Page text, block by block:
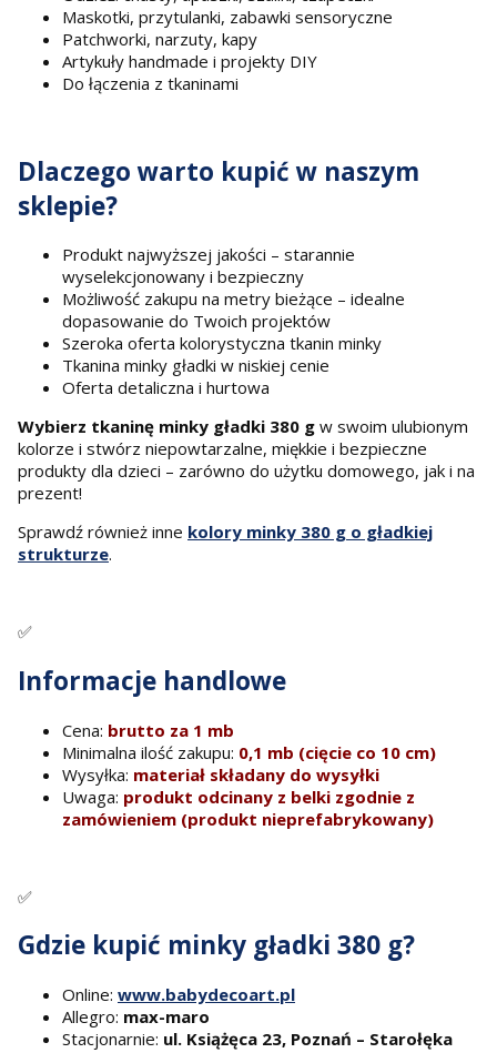
Maskotki, przytulanki, zabawki sensoryczne
Patchworki, narzuty, kapy
Artykuły handmade i projekty DIY
Do łączenia z tkaninami
Dlaczego warto kupić w naszym
sklepie?
Produkt najwyższej jakości – starannie
wyselekcjonowany i bezpieczny
Możliwość zakupu na metry bieżące – idealne
dopasowanie do Twoich projektów
Szeroka oferta kolorystyczna tkanin minky
Tkanina minky gładki w niskiej cenie
Oferta detaliczna i hurtowa
Wybierz tkaninę minky gładki 380 g w swoim ulubionym
kolorze i stwórz niepowtarzalne, miękkie i bezpieczne
produkty dla dzieci – zarówno do użytku domowego, jak i na
prezent!
Sprawdź również inne kolory minky 380 g o gładkiej
strukturze.
✅
Informacje handlowe
Cena: brutto za 1 mb
Minimalna ilość zakupu: 0,1 mb (cięcie co 10 cm)
Wysyłka: materiał składany do wysyłki
Uwaga: produkt odcinany z belki zgodnie z
zamówieniem (produkt nieprefabrykowany)
✅
Gdzie kupić minky gładki 380 g?
Online: www.babydecoart.pl
Allegro: max-maro
Stacjonarnie: ul. Książęca 23, Poznań – Starołęka